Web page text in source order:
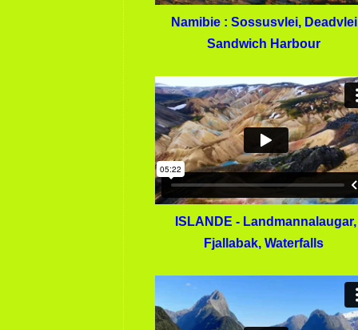
Namibie : Sossusvlei,
Sandwich Harbour
ISLANDE - Landmannalaugar,
Fjallabak, Waterfalls